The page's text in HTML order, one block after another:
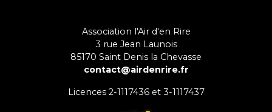
Association l'Air d'en Rire
3 rue Jean Launois
85170 Saint Denis la Chevasse
contact@airdenrire.fr
Licences 2-1117436 et 3-1117437